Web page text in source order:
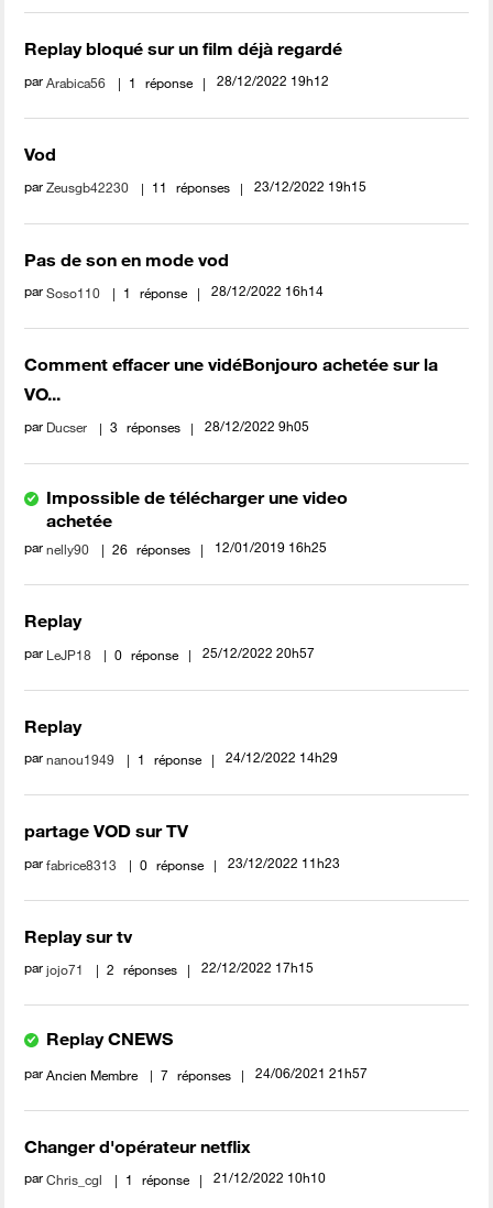
Replay bloqué sur un film déjà regardé
parArabica56 1 réponse ‎28/12/2022 19h12
Vod
parZeusgb42230 11 réponses ‎23/12/2022 19h15
Pas de son en mode vod
parSoso110 1 réponse ‎28/12/2022 16h14
Comment effacer une vidéBonjouro achetée sur la
VO...
par Ducser 3 réponses ‎28/12/2022 9h05
Impossible de télécharger une video
achetée
parnelly90 26 réponses ‎12/01/2019 16h25
Replay
par LeJP18 0 réponse ‎25/12/2022 20h57
Replay
parnanou1949 1 réponse ‎24/12/2022 14h29
partage VOD sur TV
parfabrice8313 0 réponse ‎23/12/2022 11h23
Replay sur tv
parjojo71 2 réponses ‎22/12/2022 17h15
Replay CNEWS
parAncien Membre 7 réponses ‎24/06/2021 21h57
Changer d'opérateur netflix
parChris_cgl 1 réponse ‎21/12/2022 10h10